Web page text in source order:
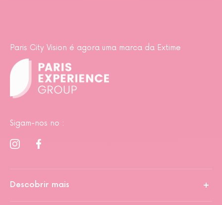
Paris City Vision é agora uma marca da Extime
Sigam-nos no :
Descobrir mais